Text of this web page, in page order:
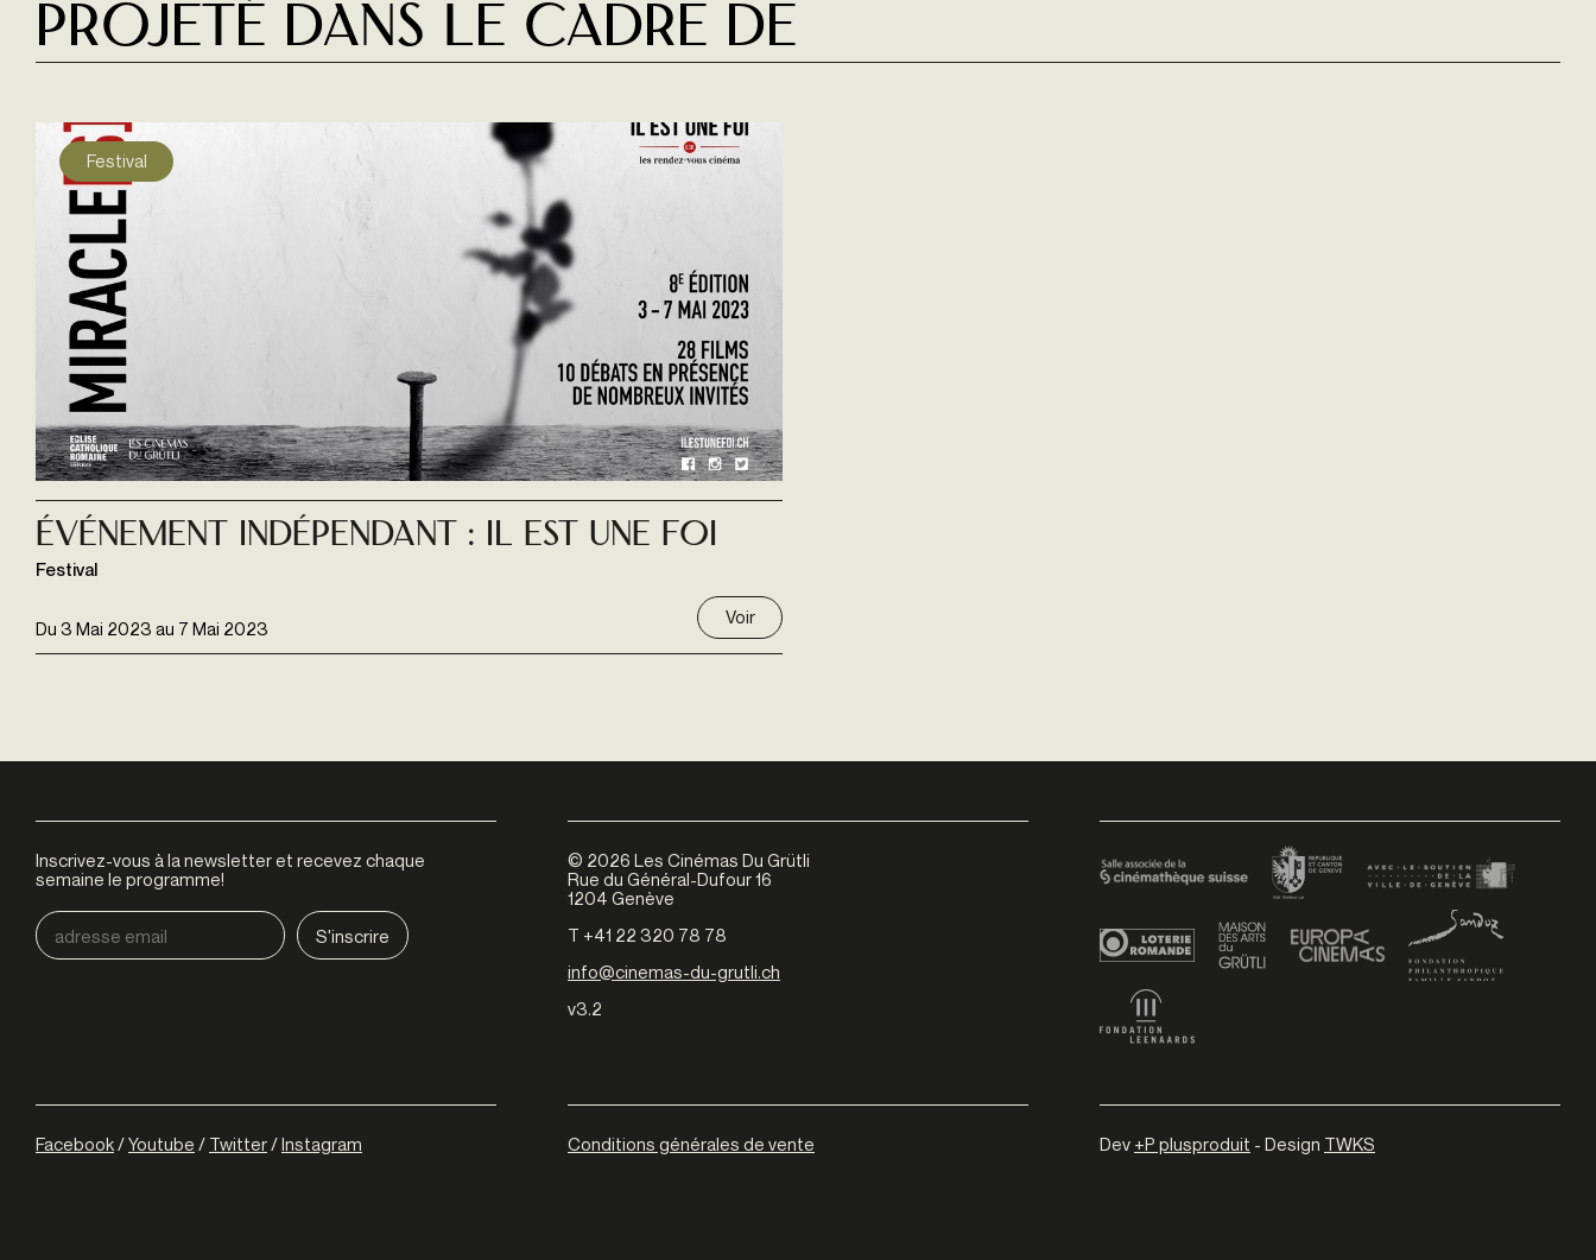
Projeté dans le cadre de
Festival
Du 3 Mai 2023 au 7 Mai 2023
ÉVÉNEMENT INDÉPENDANT : IL EST UNE FOI
Festival
Voir
Inscrivez-vous à la newsletter et recevez chaque
semaine le programme!
© 2026 Les Cinémas Du Grütli
Rue du Général-Dufour 16
1204 Genève
T +41 22 320 78 78
info@cinemas-du-grutli.ch
v3.2
Facebook/Youtube / Twitter/Instagram Conditions générales de vente Dev +P plusproduit - Design TWKS